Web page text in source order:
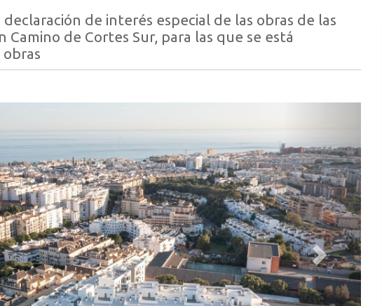
de interés especial de las obras de las
Camino de Cortes Sur, para las que se está
Siguiente